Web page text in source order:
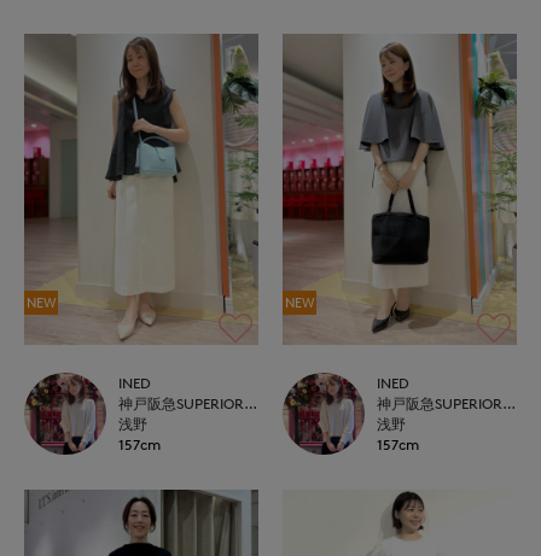
NEW
INED
神戸阪急SUPERIORCLOSET
浅野
157cm
NEW
INED
神戸阪急SUPERIORCLOSET
浅野
157cm